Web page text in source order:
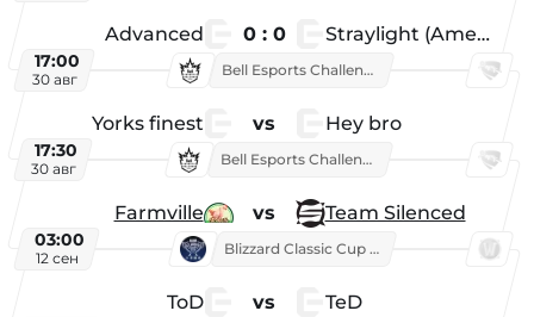
Advanced 0 : 0 Straylight (American team)
17:00
30 авг
Bell Esports Challenge 2026
Yorks finest vs Hey bro
17:30
30 авг
Bell Esports Challenge 2026
Farmville vs Team Silenced
03:00
12 сен
Blizzard Classic Cup 2026
ToD vs TeD